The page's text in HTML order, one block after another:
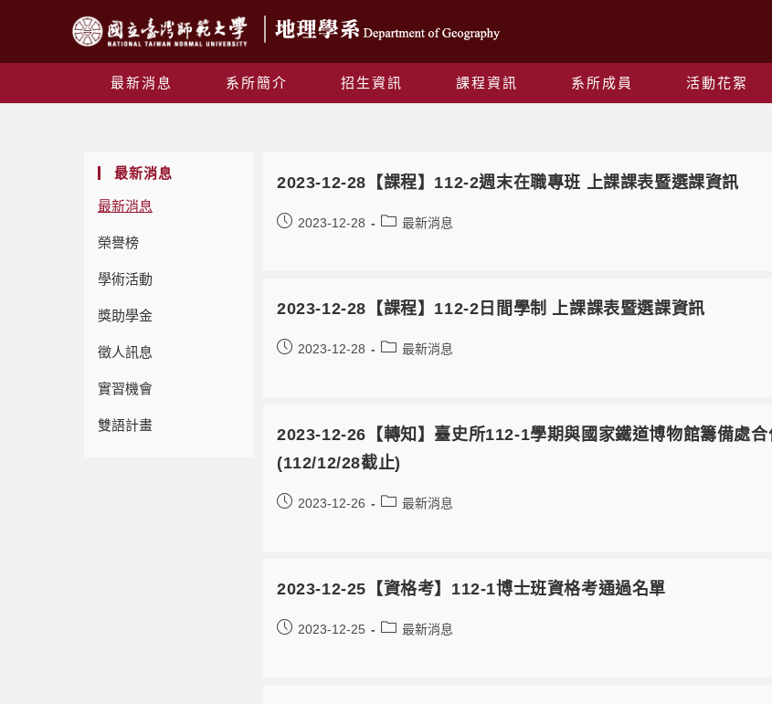
最新消息 系所簡介 招生資訊 課程資訊 系所成員 活動花絮
最新消息
最新消息
榮譽榜
學術活動
獎助學金
徵人訊息
實習機會
雙語計畫
2023-12-28【課程】112-2週末在職專班 上課課表暨選課資訊
2023-12-28 最新消息
2023-12-28【課程】112-2日間學制 上課課表暨選課資訊
2023-12-28 最新消息
2023-12-26【轉知】臺史所112-1學期與國家鐵道博物館籌備處
(112/12/28截止)
2023-12-26 最新消息
2023-12-25【資格考】112-1博士班資格考通過名單
2023-12-25 最新消息